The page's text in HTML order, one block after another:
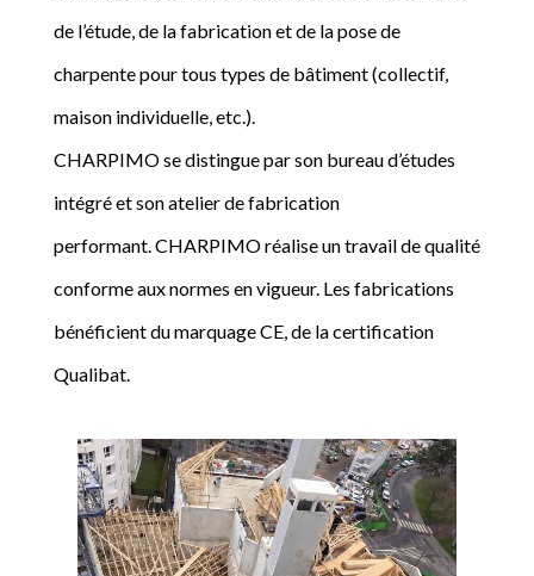
de l’étude, de la fabrication et de la pose de
charpente pour tous types de bâtiment (collectif,
maison individuelle, etc.).
CHARPIMO se distingue par son bureau d’études
intégré et son atelier de fabrication
performant. CHARPIMO réalise un travail de qualité
conforme aux normes en vigueur. Les fabrications
bénéficient du marquage CE, de la certification
Qualibat.